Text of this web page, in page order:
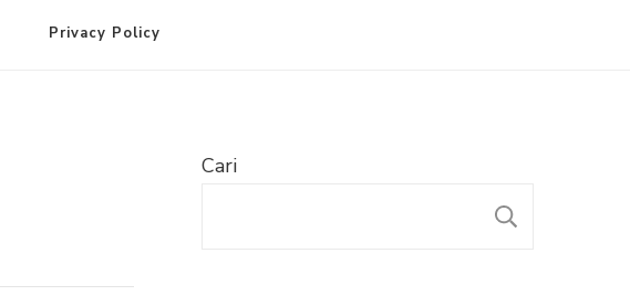
Privacy Policy
Cari